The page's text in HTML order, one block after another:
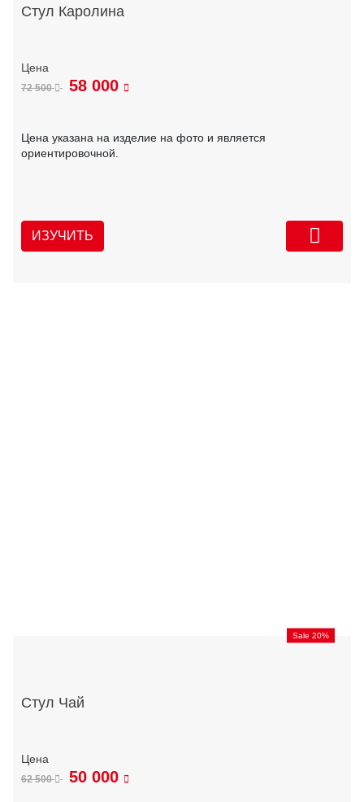
Стул Каролина
72 500 58 000
Цена указана на изделие на фото и является
ориентировочной.
ИЗУЧИТЬ
Sale 20%
Стул Чай
62 500 50 000